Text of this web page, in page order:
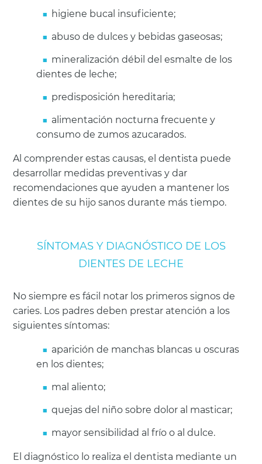
higiene bucal insuficiente;
abuso de dulces y bebidas gaseosas;
mineralización débil del esmalte de los
dientes de leche;
predisposición hereditaria;
alimentación nocturna frecuente y
consumo de zumos azucarados.
Al comprender estas causas, el dentista puede
desarrollar medidas preventivas y dar
recomendaciones que ayuden a mantener los
dientes de su hijo sanos durante más tiempo.
SÍNTOMAS Y DIAGNÓSTICO DE LOS
DIENTES DE LECHE
No siempre es fácil notar los primeros signos de
caries. Los padres deben prestar atención a los
siguientes síntomas:
aparición de manchas blancas u oscuras
en los dientes;
mal aliento;
quejas del niño sobre dolor al masticar;
mayor sensibilidad al frío o al dulce.
El diagnóstico lo realiza el dentista mediante un